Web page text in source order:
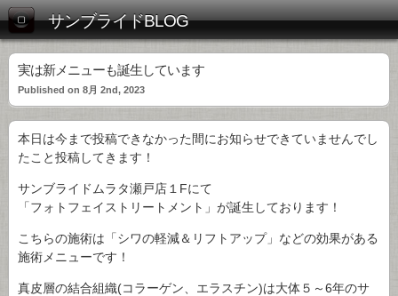
サンブライドBLOG
実は新メニューも誕生しています
Published on 8月 2nd, 2023
本日は今まで投稿できなかった間にお知らせできていませんでし
たこと投稿してきます！
サンブライドムラタ瀬戸店１Fにて
「フォトフェイストリートメント」が誕生しております！
こちらの施術は「シワの軽減＆リフトアップ」などの効果がある
施術メニューです！
真皮層の結合組織(コラーゲン、エラスチン)は大体５～6年のサ